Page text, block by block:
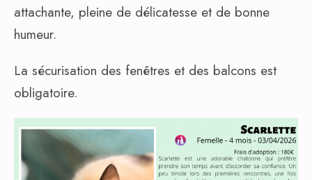
attachante, pleine de délicatesse et de bonne
humeur.
La sécurisation des fenêtres et des balcons est
obligatoire.